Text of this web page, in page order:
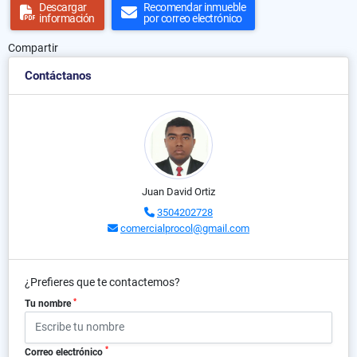
Descargar
información
Recomendar inmueble
por correo electrónico
Compartir
Contáctanos
Juan David Ortiz
3504202728
comercialprocol@gmail.com
¿Prefieres que te contactemos?
Tu nombre *
Correo electrónico *